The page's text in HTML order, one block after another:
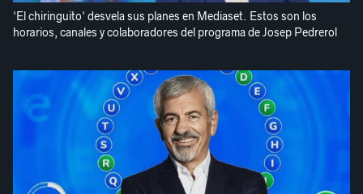
'El chiringuito' desvela sus planes en Mediaset. Estos son los
horarios, canales y colaboradores del programa de Josep Pedrerol